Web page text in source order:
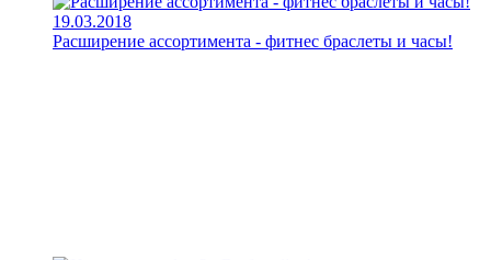
19.03.2018
Расширение ассортимента - фитнес браслеты и часы!